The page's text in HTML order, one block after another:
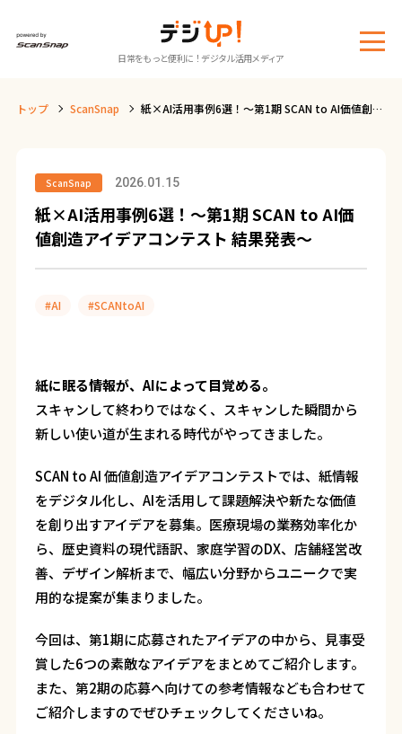
日常をもっと便利に！デジタル活用メディア
メ
ー
トップ ScanSnap
紙×AI活用事例6選！～第1期 SCAN to AI価値創造
ScanSnap 2026.01.15
紙×AI活用事例6選！～第1期 SCAN to AI価
値創造アイデアコンテスト 結果発表～
#AI #SCANtoAI
紙に眠る情報が、AIによって目覚める――。
スキャンして終わりではなく、スキャンした瞬間から
新しい使い道が生まれる時代がやってきました。
SCAN to AI 価値創造アイデアコンテストでは、紙情報
をデジタル化し、AIを活用して課題解決や新たな価値
を創り出すアイデアを募集。医療現場の業務効率化か
ら、歴史資料の現代語訳、家庭学習のDX、店舗経営改
善、デザイン解析まで、幅広い分野からユニークで実
用的な提案が集まりました。
今回は、第1期に応募されたアイデアの中から、見事受
賞した6つの素敵なアイデアをまとめてご紹介します。
また、第2期の応募へ向けての参考情報なども合わせて
ご紹介しますのでぜひチェックしてくださいね。